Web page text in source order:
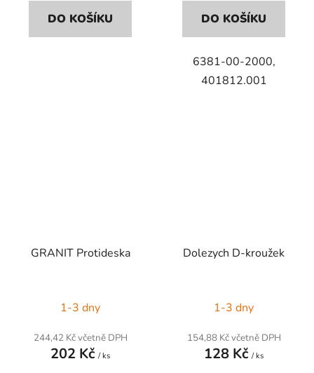
DO KOŠÍKU DO KOŠÍKU
6381-00-2000,
401812.001
GRANIT Protideska
1-3 dny
244,42 Kč včetně DPH
202 Kč / ks
Dolezych D-kroužek
1-3 dny
154,88 Kč včetně DPH
128 Kč / ks